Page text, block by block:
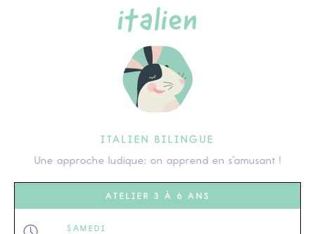
italien
ITALIEN BILINGUE
Une approche ludique: on apprend en s’amusant !
ATELIER 3 À 6 ANS
SAMEDI